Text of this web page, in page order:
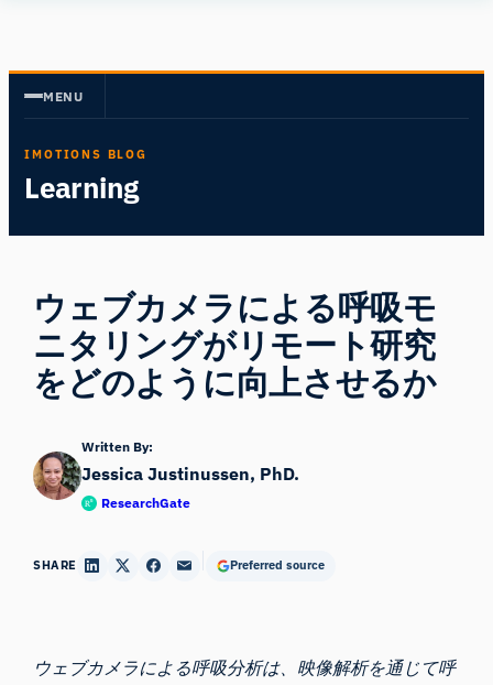
を
ス
ッ
MENU
IMOTIONS BLOG
Learning
ウェブカメラによる呼吸モ
ニタリングがリモート研究
をどのように向上させるか
Written By:
Jessica Justinussen, PhD.
ResearchGate
SHARE Preferred source
ウェブカメラによる呼吸分析は、映像解析を通じて呼